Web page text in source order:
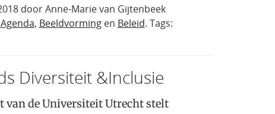
door Anne-Marie van Gijtenbeek
Agenda, Beeldvormingen Beleid. Tags:
Diversiteit &Inclusie
van de Universiteit Utrecht stelt